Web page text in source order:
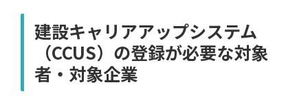
建設キャリアアップシステム
（CCUS）の登録が必要な対象
者・対象企業